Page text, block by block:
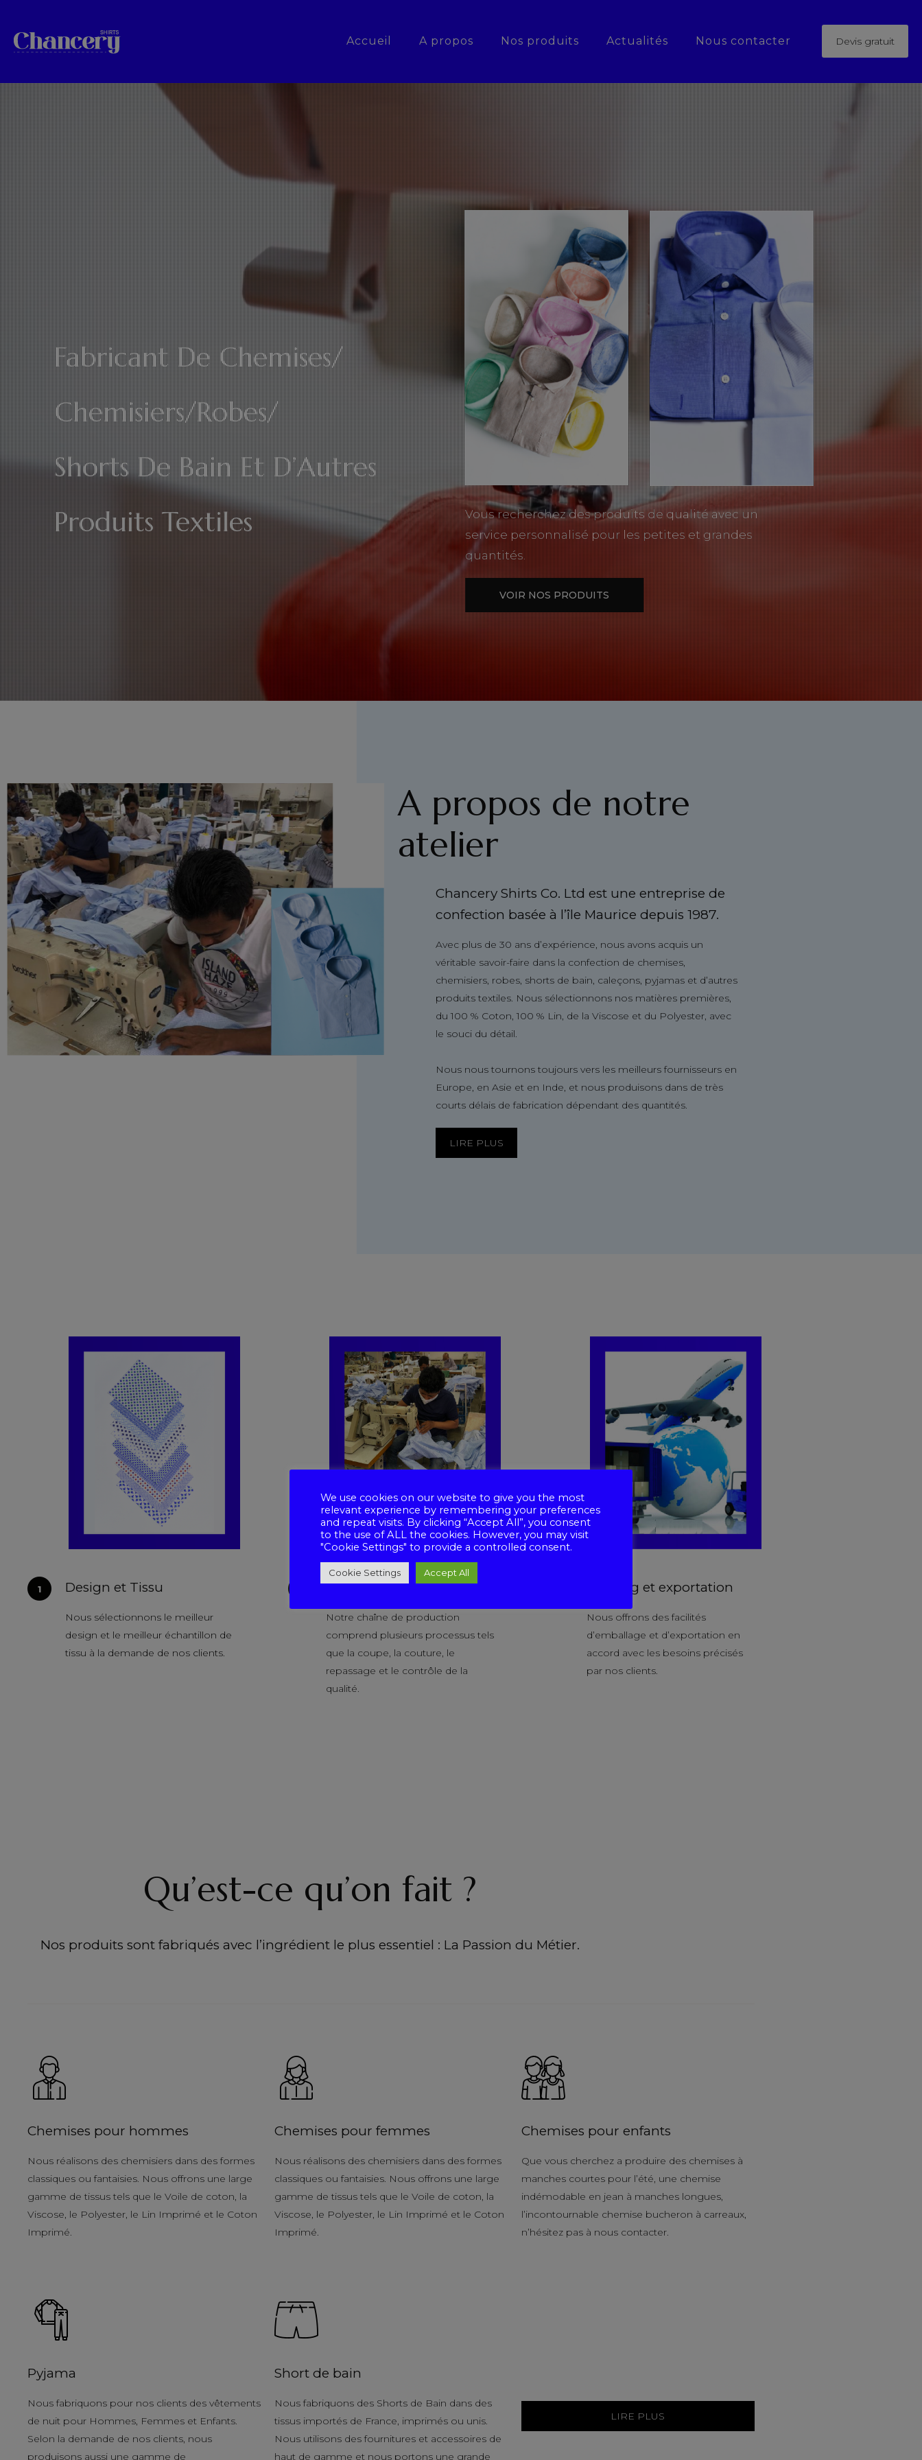
Accueil A propos Nos produits Actualités Nous contacter Devis gratuit
Fabricant De Chemises/
Chemisiers/Robes/
Shorts De Bain Et D’Autres
Produits Textiles
Vous recherchez des produits de qualité avec un
service personnalisé pour les petites et grandes
quantités.
VOIR NOS PRODUITS
A propos de notre
atelier
Chancery Shirts Co. Ltd est une entreprise de
confection basée à l’île Maurice depuis 1987.
Avec plus de 30 ans d’expérience, nous avons acquis un
véritable savoir-faire dans la confection de chemises,
chemisiers, robes, shorts de bain, caleçons, pyjamas et d’autres
produits textiles. Nous sélectionnons nos matières premières,
du 100 % Coton, 100 % Lin, de la Viscose et du Polyester, avec
le souci du détail.
Nous nous tournons toujours vers les meilleurs fournisseurs en
Europe, en Asie et en Inde, et nous produisons dans de très
courts délais de fabrication dépendant des quantités.
LIRE PLUS
Design et Tissu
Nous sélectionnons le meilleur
design et le meilleur échantillon de
tissu à la demande de nos clients.
Production
Notre chaîne de production
comprend plusieurs processus tels
que la coupe, la couture, le
repassage et le contrôle de la
qualité.
Packing et exportation
Nous offrons des facilités
d’emballage et d’exportation en
accord avec les besoins précisés
par nos clients.
Qu’est-ce qu’on fait ?
Nos produits sont fabriqués avec l’ingrédient le plus essentiel : La Passion du Métier.
Chemises pour hommes
Nous réalisons des chemisiers dans des formes
classiques ou fantaisies. Nous offrons une large
gamme de tissus tels que le Voile de coton, la
Viscose, le Polyester, le Lin Imprimé et le Coton
Imprimé.
Chemises pour femmes
Nous réalisons des chemisiers dans des formes
classiques ou fantaisies. Nous offrons une large
gamme de tissus tels que le Voile de coton, la
Viscose, le Polyester, le Lin Imprimé et le Coton
Imprimé.
Chemises pour enfants
Que vous cherchez a produire des chemises à
manches courtes pour l’été, une chemise
indémodable en jean à manches longues,
l’incontournable chemise bucheron à carreaux,
n’hésitez pas à nous contacter.
Pyjama
Nous fabriquons pour nos clients des vêtements
de nuit pour Hommes, Femmes et Enfants.
Selon la demande de nos clients, nous
produisons aussi une gamme de
Short de bain
Nous fabriquons des Shorts de Bain dans des
tissus importés de France, imprimés ou unis.
Nous utilisons des fournitures et accessoires de
haut de gamme et nous portons une grande
LIRE PLUS
We use cookies on our website to give you the most
relevant experience by remembering your preferences
and repeat visits. By clicking “Accept All”, you consent
to the use of ALL the cookies. However, you may visit
"Cookie Settings" to provide a controlled consent.
Cookie Settings Accept All